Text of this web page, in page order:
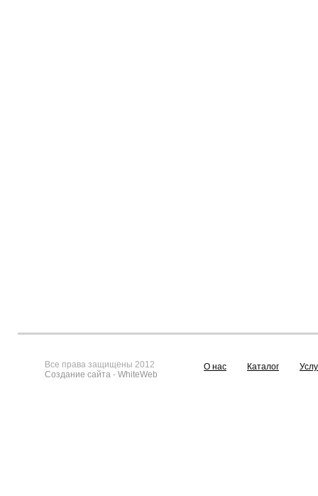
Все права защищены 2012
Создание сайта - WhiteWeb
О нас Каталог